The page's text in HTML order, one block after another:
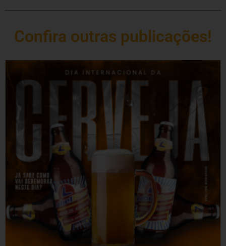
Confira outras publicações!